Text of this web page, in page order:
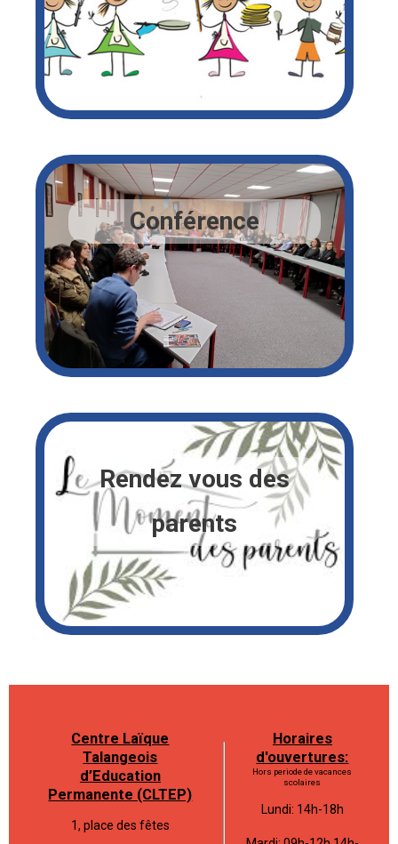
Centre Laïque
Talangeois
d’Education
Permanente (CLTEP)
1, place des fêtes
Horaires
d'ouvertures:
Hors periode de vacances
scolaires
Lundi: 14h-18h
Conférence
Rendez vous des
parents